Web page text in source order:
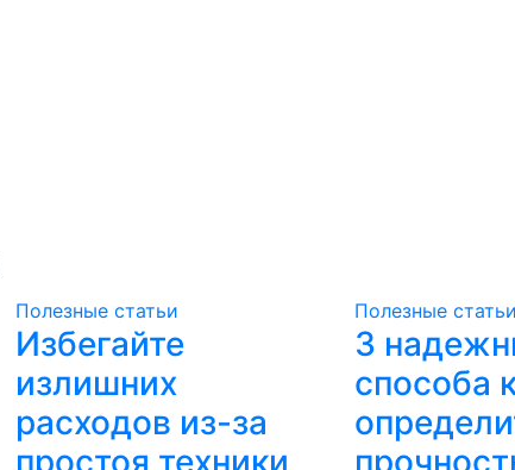
Полезные статьи
Избегайте
излишних
расходов из-за
простоя техники
Полезные статьи
3
способа